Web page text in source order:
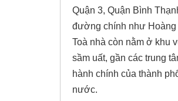
Quận 3, Quận Bình
đường chính như
Toà nhà còn nằm ở khu
sầm uất, gần các trung
hành chính của thành
nước.